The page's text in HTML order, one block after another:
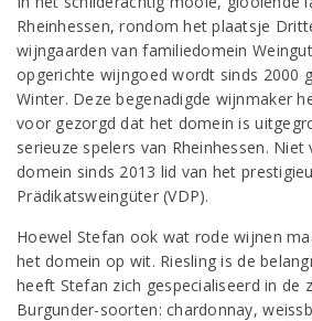
Rheinhessen, rondom het plaatsje
wijngaarden van familiedomein
opgerichte wijngoed wordt sinds 2000
Winter. Deze begenadigde wijnmaker
voor gezorgd dat het domein is
serieuze spelers van Rheinhessen.
domein sinds 2013 lid van het
Prädikatsweingüter (VDP).
Hoewel Stefan ook wat rode wijnen
het domein op wit. Riesling is de
heeft Stefan zich gespecialiseerd in de
Burgunder-soorten: chardonnay,